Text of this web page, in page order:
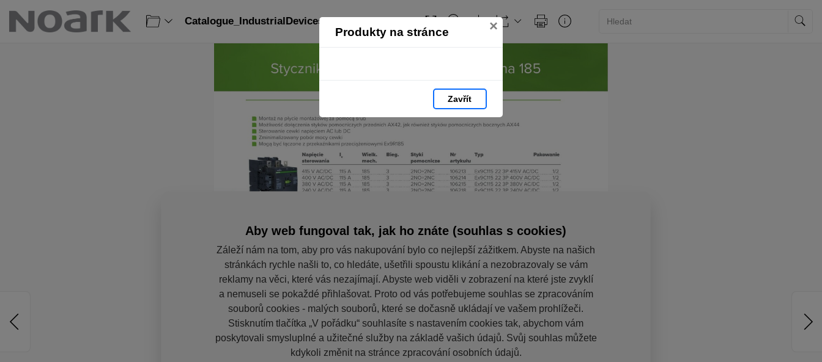
Produkty na stránce ×
Zavřít
Catalogue_IndustrialDevices_PL: strana 54
Aby web fungoval tak, jak ho znáte (souhlas s cookies)
Záleží nám na tom, aby pro vás nakupování bylo co nejlepší zážitkem. Abyste na našich
stránkách rychle našli to, co hledáte, ušetřili spoustu klikání a nezobrazovaly se vám
reklamy na věci, které vás nezajímají. Abyste web viděli v zobrazení na které jste zvyklí
a nemuseli se pokaždé přihlašovat. Proto od vás potřebujeme souhlas se zpracováním
souborů cookies - malých souborů, které se dočasně ukládají ve vašem prohlížeči.
Stisknutím tlačítka „V pořádku“ souhlasíte s nastavením cookies tak, abychom vám
poskytovali smysluplné a užitečné služby na základě vašich údajů. Svůj souhlas můžete
kdykoli změnit na stránce zpracování osobních údajů.